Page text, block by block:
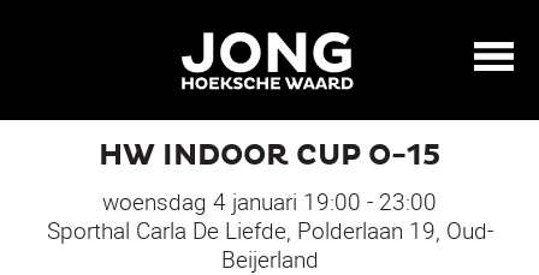
HW INDOOR CUP O-15
woensdag 4 januari 19:00 - 23:00
Sporthal Carla De Liefde, Polderlaan 19, Oud-
Beijerland